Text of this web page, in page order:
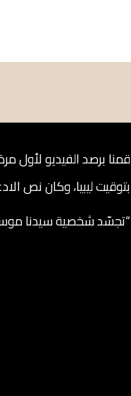
قمنا برصد الفيديو لأول
بتوقيت ليبيا، وكان نص
“تجسّد شخصية سيدنا